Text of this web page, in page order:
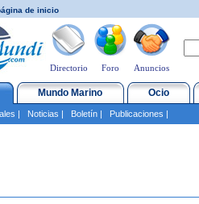
de inicio
Directorio Foro Anuncios
Mundo Marino Ocio
| Noticias | Boletín| Publicaciones |